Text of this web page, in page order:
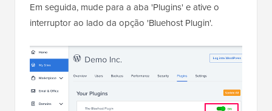
Em seguida, mude para a aba 'Plugins' e ative o
interruptor ao lado da opção 'Bluehost Plugin'.